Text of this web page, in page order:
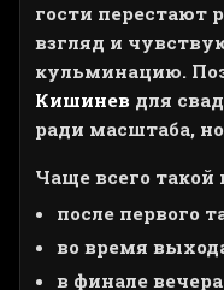
гости перестают
взгляд и
кульминацию.
Кишинев для
ради масштаба,
Чаще всего
после первого
во время
в финале вечера